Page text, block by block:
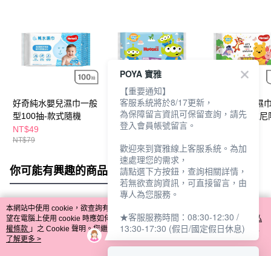
好奇純水嬰兒濕巾一般
型100抽-款式隨機
NT$49
NT$79
好奇純水嬰兒濕巾加厚
型70抽-皮克斯
NT$45
好奇純水嬰兒濕
型70抽-小熊維尼
你可能有興趣的商品 全站排行
熱門標籤
本網站中使用 cookie，欲查詢有關本網站使用 cookie 方式之詳情，及若您不希
望在電腦上使用 cookie 時應如何變更電腦的 cookie 設定，請參閱本網站「
隱私
權條款 」之 Cookie 聲明。您繼續使用本網站即表示您同意本公司得按本網站使
用條款之 Cookie 聲明使用 cookie。
了解更多 >
POYA 寶雅
【重要通知】
客服系統將於8/17更新，
為保障留言資訊可保留查詢，請先
登入會員帳號留言。
歡迎來到寶雅線上客服系統。為加
速處理您的需求，
請點選下方按鈕，查詢相關詳情，
若無欲查詢資訊，可直接留言，由
專人為您服務。
★客服服務時間：08:30-12:30 /
13:30-17:30 (假日/國定假日休息)